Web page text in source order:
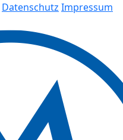
Datenschutz Impressum